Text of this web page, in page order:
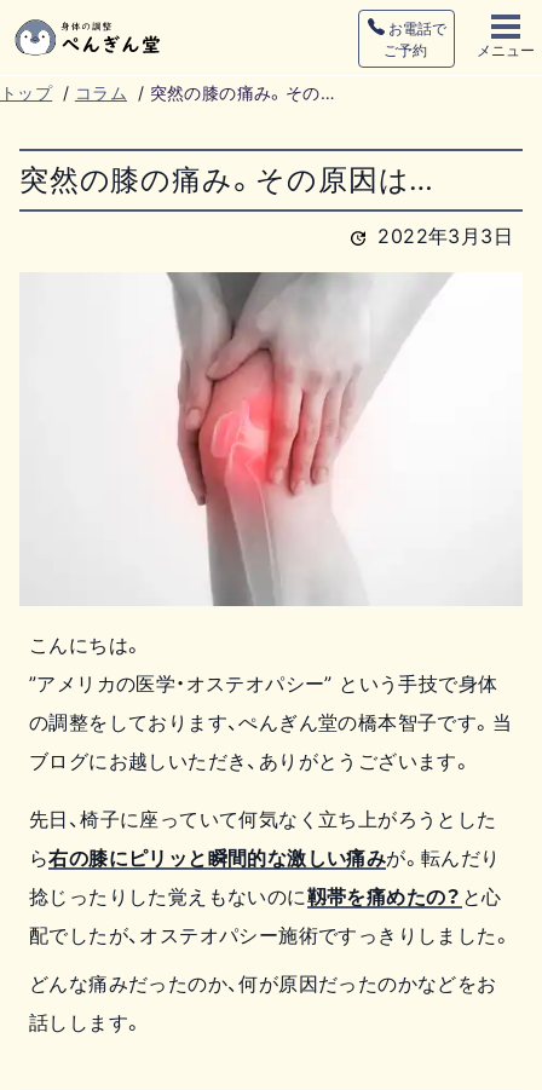
お電話で
ご予約
メニュー
トップ/ コラム / 突然の膝の痛み。その…
突然の膝の痛み。その原因は…
2022年3月3日
こんにちは。
”アメリカの医学・オステオパシー” という手技で身体
の調整をしております、ぺんぎん堂の橋本智子です。当
ブログにお越しいただき、ありがとうございます。
先日、椅子に座っていて何気なく立ち上がろうとした
ら右の膝にピリッと瞬間的な激しい痛みが。転んだり
捻じったりした覚えもないのに靱帯を痛めたの？ と心
配でしたが、オステオパシー施術ですっきりしました。
どんな痛みだったのか、何が原因だったのかなどをお
話しします。